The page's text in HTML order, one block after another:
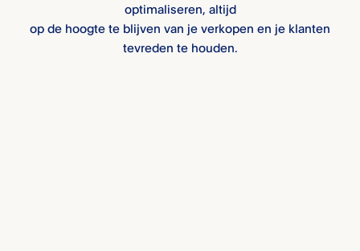
optimaliseren, altijd
op de hoogte te blijven van je verkopen en je klanten
tevreden te houden.